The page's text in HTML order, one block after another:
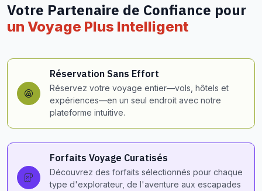
Votre Partenaire de Confiance pour
un Voyage Plus Intelligent
Réservation Sans Effort
Réservez votre voyage entier—vols, hôtels et
expériences—en un seul endroit avec notre
plateforme intuitive.
Forfaits Voyage Curatisés
Découvrez des forfaits sélectionnés pour chaque
type d'explorateur, de l'aventure aux escapades